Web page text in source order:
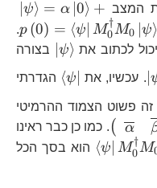
המצב ∣ψ⟩ = α ∣0⟩ +
p (0) = ⟨ψ M0
†M0 ∣ψ⟩
.
לכתוב את
ψ⟩ בצורה
. עכשיו, את ⟨ψ הגדרתי
פשוט הצמוד ההרמיטי
( α
. כמו כן כבר ראינו
⟨ψ M0
†M
הוא בסך הכל